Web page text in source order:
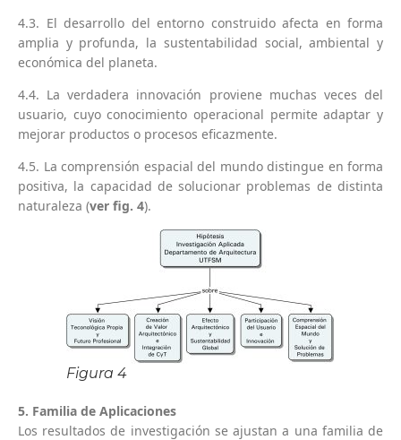
4.3. El desarrollo del entorno construido afecta en forma
amplia y profunda, la sustentabilidad social, ambiental y
económica del planeta.
4.4. La verdadera innovación proviene muchas veces del
usuario, cuyo conocimiento operacional permite adaptar y
mejorar productos o procesos eficazmente.
4.5. La comprensión espacial del mundo distingue en forma
positiva, la capacidad de solucionar problemas de distinta
naturaleza (ver fig. 4).
Figura 4
5. Familia de Aplicaciones
Los resultados de investigación se ajustan a una familia de